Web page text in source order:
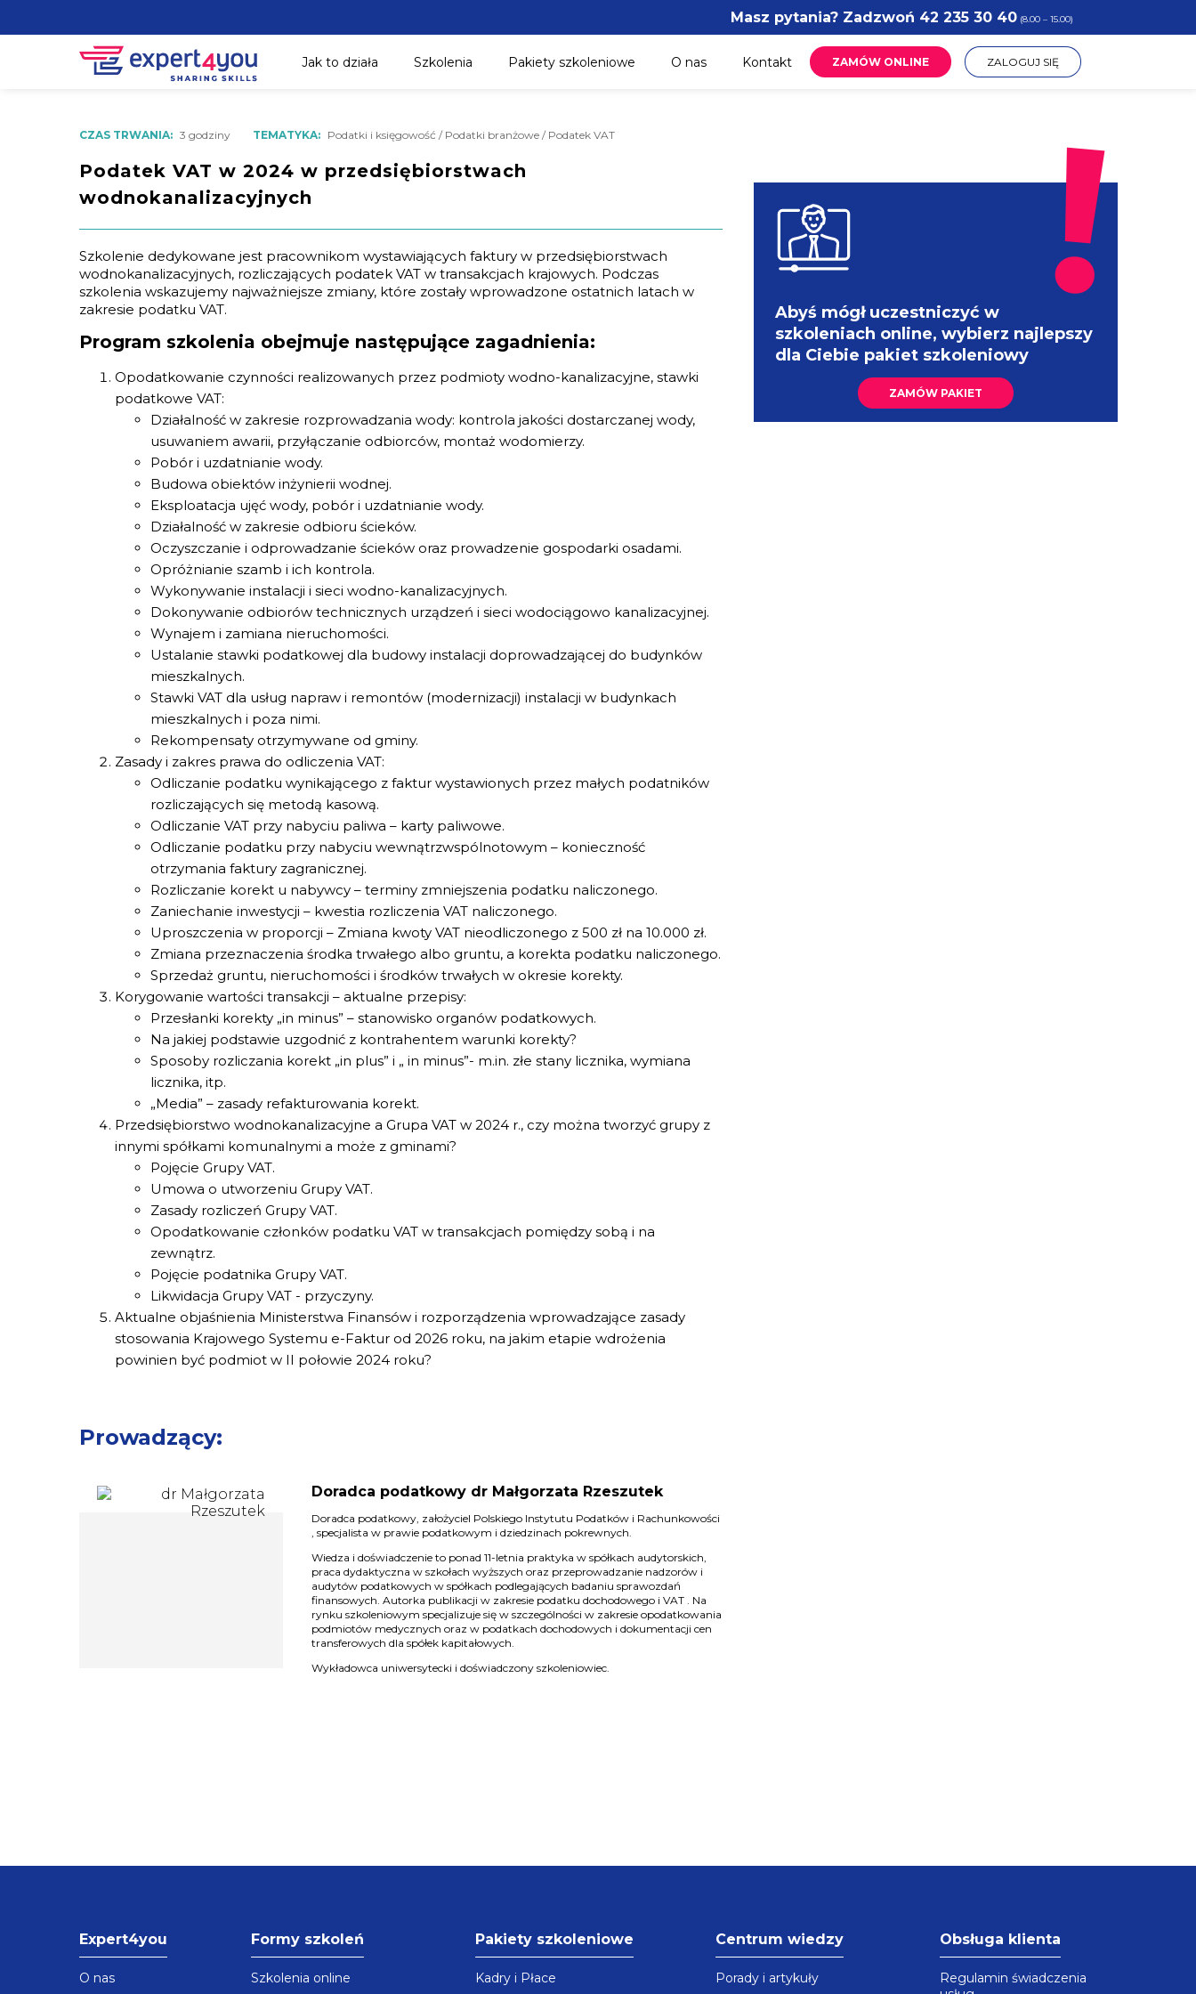
Masz pytania? Zadzwoń 42 235 30 40(8.00 – 15.00)
Jak to działa Szkolenia Pakiety szkoleniowe O nas Kontakt ZAMÓW ONLINE ZALOGUJ SIĘ
CZAS TRWANIA: 3 godziny TEMATYKA: Podatki i księgowość / Podatki branżowe / Podatek VAT
Podatek VAT w 2024 w przedsiębiorstwach
wodnokanalizacyjnych
Szkolenie dedykowane jest pracownikom wystawiających faktury w przedsiębiorstwach
wodnokanalizacyjnych, rozliczających podatek VAT w transakcjach krajowych. Podczas
szkolenia wskazujemy najważniejsze zmiany, które zostały wprowadzone ostatnich latach w
zakresie podatku VAT.
Program szkolenia obejmuje następujące zagadnienia:
Opodatkowanie czynności realizowanych przez podmioty wodno-kanalizacyjne, stawki
podatkowe VAT:
Działalność w zakresie rozprowadzania wody: kontrola jakości dostarczanej wody,
usuwaniem awarii, przyłączanie odbiorców, montaż wodomierzy.
Pobór i uzdatnianie wody.
Budowa obiektów inżynierii wodnej.
Eksploatacja ujęć wody, pobór i uzdatnianie wody.
Działalność w zakresie odbioru ścieków.
Oczyszczanie i odprowadzanie ścieków oraz prowadzenie gospodarki osadami.
Opróżnianie szamb i ich kontrola.
Wykonywanie instalacji i sieci wodno-kanalizacyjnych.
Dokonywanie odbiorów technicznych urządzeń i sieci wodociągowo kanalizacyjnej.
Wynajem i zamiana nieruchomości.
Ustalanie stawki podatkowej dla budowy instalacji doprowadzającej do budynków
mieszkalnych.
Stawki VAT dla usług napraw i remontów (modernizacji) instalacji w budynkach
mieszkalnych i poza nimi.
Rekompensaty otrzymywane od gminy.
Zasady i zakres prawa do odliczenia VAT:
Odliczanie podatku wynikającego z faktur wystawionych przez małych podatników
rozliczających się metodą kasową.
Odliczanie VAT przy nabyciu paliwa – karty paliwowe.
Odliczanie podatku przy nabyciu wewnątrzwspólnotowym – konieczność
otrzymania faktury zagranicznej.
Rozliczanie korekt u nabywcy – terminy zmniejszenia podatku naliczonego.
Zaniechanie inwestycji – kwestia rozliczenia VAT naliczonego.
Uproszczenia w proporcji – Zmiana kwoty VAT nieodliczonego z 500 zł na 10.000 zł.
Zmiana przeznaczenia środka trwałego albo gruntu, a korekta podatku naliczonego.
Sprzedaż gruntu, nieruchomości i środków trwałych w okresie korekty.
Korygowanie wartości transakcji – aktualne przepisy:
Przesłanki korekty „in minus” – stanowisko organów podatkowych.
Na jakiej podstawie uzgodnić z kontrahentem warunki korekty?
Sposoby rozliczania korekt „in plus” i „ in minus”- m.in. złe stany licznika, wymiana
licznika, itp.
„Media” – zasady refakturowania korekt.
Przedsiębiorstwo wodnokanalizacyjne a Grupa VAT w 2024 r., czy można tworzyć grupy z
innymi spółkami komunalnymi a może z gminami?
Pojęcie Grupy VAT.
Umowa o utworzeniu Grupy VAT.
Zasady rozliczeń Grupy VAT.
Opodatkowanie członków podatku VAT w transakcjach pomiędzy sobą i na
zewnątrz.
Pojęcie podatnika Grupy VAT.
Likwidacja Grupy VAT - przyczyny.
Aktualne objaśnienia Ministerstwa Finansów i rozporządzenia wprowadzające zasady
stosowania Krajowego Systemu e-Faktur od 2026 roku, na jakim etapie wdrożenia
powinien być podmiot w II połowie 2024 roku?
Prowadzący:
Doradca podatkowy dr Małgorzata Rzeszutek
Doradca podatkowy, założyciel Polskiego Instytutu Podatków i Rachunkowości
, specjalista w prawie podatkowym i dziedzinach pokrewnych.
Wiedza i doświadczenie to ponad 11-letnia praktyka w spółkach audytorskich,
praca dydaktyczna w szkołach wyższych oraz przeprowadzanie nadzorów i
audytów podatkowych w spółkach podlegających badaniu sprawozdań
finansowych. Autorka publikacji w zakresie podatku dochodowego i VAT . Na
rynku szkoleniowym specjalizuje się w szczególności w zakresie opodatkowania
podmiotów medycznych oraz w podatkach dochodowych i dokumentacji cen
transferowych dla spółek kapitałowych.
Wykładowca uniwersytecki i doświadczony szkoleniowiec.
Abyś mógł uczestniczyć w
szkoleniach online, wybierz najlepszy
dla Ciebie pakiet szkoleniowy
ZAMÓW PAKIET
Expert4you
O nas
Formy szkoleń
Szkolenia online
Pakiety szkoleniowe
Kadry i Płace
Centrum wiedzy
Porady i artykuły
Obsługa klienta
Regulamin świadczenia